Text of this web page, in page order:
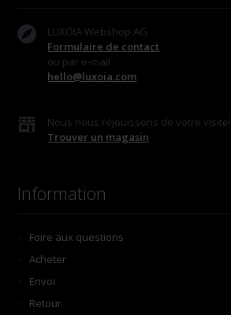
LUXOIA Webshop AG
Formulaire de contact
ou par e-mail
hello@luxoia.com
Nous nous réjouissons de votre visite!
Trouver un magasin
Information
Foire aux questions
Acheter
Envoi
Retour